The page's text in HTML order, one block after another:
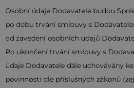
Osobní údaje Dodavatele budou
po dobu trvání smlouvy s
od zavedení osobních údajů
Po ukončení trvání smlouvy s
údaje Dodavatele dále uchovávány
povinností dle příslušných zákonů